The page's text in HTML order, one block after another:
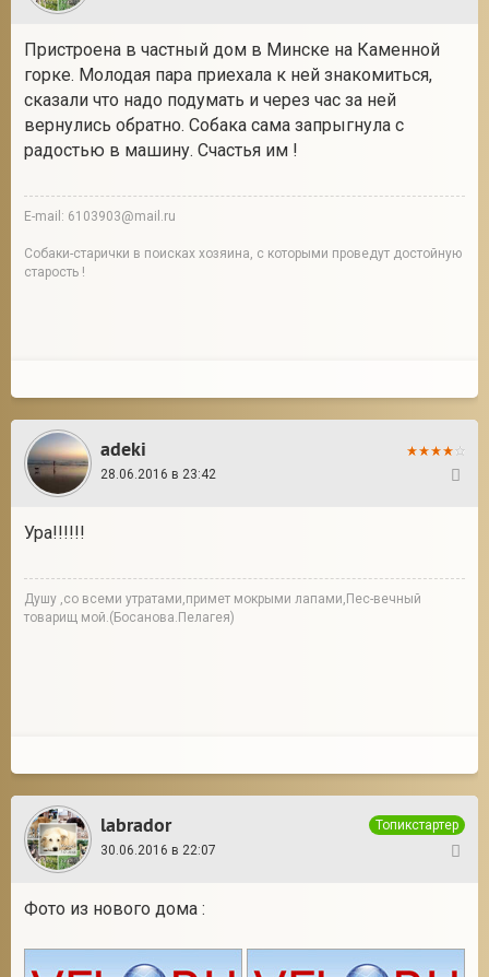
Пристроена в частный дом в Минске на Каменной
горке. Молодая пара приехала к ней знакомиться,
сказали что надо подумать и через час за ней
вернулись обратно. Собака сама запрыгнула с
радостью в машину. Счастья им !
E-mail: 6103903@mail.ru
Собаки-старички в поисках хозяина, с которыми проведут достойную
старость !
adeki
28.06.2016 в 23:42
Ура!!!!!!
Душу ,со всеми утратами,примет мокрыми лапами,Пес-вечный
товарищ мой.(Босанова.Пелагея)
labrador
Топикстартер
30.06.2016 в 22:07
Фото из нового дома :